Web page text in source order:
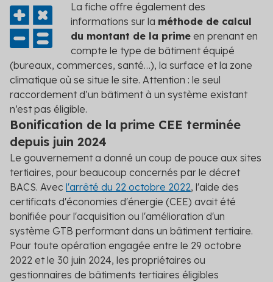
La fiche offre également des
informations sur la méthode de calcul
du montant de la prime en prenant en
compte le type de bâtiment équipé
(bureaux, commerces, santé…), la surface et la zone
climatique où se situe le site. Attention : le seul
raccordement d’un bâtiment à un système existant
n’est pas éligible.
Bonification de la prime CEE terminée
depuis juin 2024
Le gouvernement a donné un coup de pouce aux sites
tertiaires, pour beaucoup concernés par le décret
BACS. Avec l'arrêté du 22 octobre 2022, l'aide des
certificats d'économies d'énergie (CEE) avait été
bonifiée pour l'acquisition ou l'amélioration d'un
système GTB performant dans un bâtiment tertiaire.
Pour toute opération engagée entre le 29 octobre
2022 et le 30 juin 2024, les propriétaires ou
gestionnaires de bâtiments tertiaires éligibles